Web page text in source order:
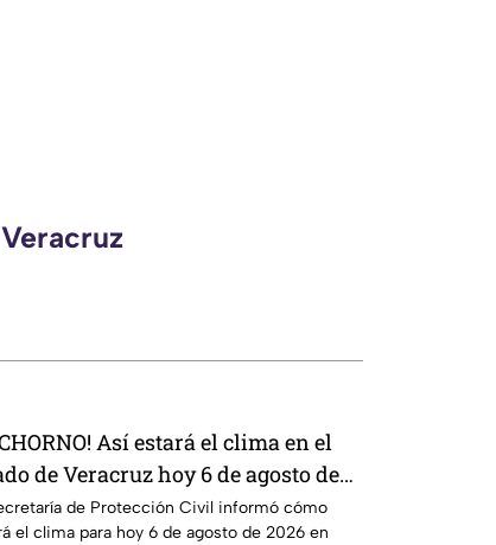
Así estará el clima en el
de Veracruz hoy 6 de agosto de
de Protección Civil informó cómo
el clima para hoy 6 de agosto de 2026 en